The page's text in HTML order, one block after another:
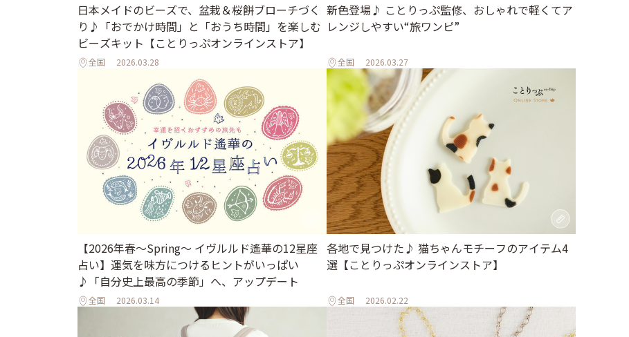
日本メイドのビーズで、盆栽＆桜餅ブローチづく
り♪「おでかけ時間」と「おうち時間」を楽しむ
ビーズキット【ことりっぷオンラインストア】
全国 2026.03.28
新色登場♪ ことりっぷ監修、おしゃれで軽くてア
レンジしやすい“旅ワンピ”
全国 2026.03.27
【2026年春～Spring～ イヴルルド遙華の12星座
占い】運気を味方につけるヒントがいっぱい
♪「自分史上最高の季節」へ、アップデート
全国 2026.03.14
各地で見つけた♪ 猫ちゃんモチーフのアイテム4
選【ことりっぷオンラインストア】
全国 2026.02.22